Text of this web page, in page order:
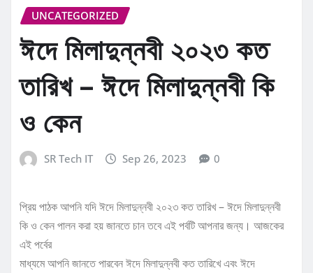
UNCATEGORIZED
ঈদে মিলাদুন্নবী ২০২৩ কত
তারিখ – ঈদে মিলাদুন্নবী কি
ও কেন
SR Tech IT Sep 26, 2023 0
প্রিয় পাঠক আপনি যদি ঈদে মিলাদুন্নবী ২০২৩ কত তারিখ – ঈদে মিলাদুন্নবী
কি ও কেন পালন করা হয় জানতে চান তবে এই পর্বটি আপনার জন্য। আজকের
এই পর্বের
মাধ্যমে আপনি জানতে পারবেন ঈদে মিলাদুন্নবী কত তারিখে এবং ঈদে